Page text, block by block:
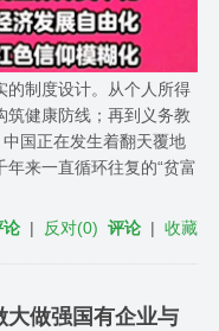
的制度设计。从个人所得
筑健康防线；再到义务教
国正在发生着翻天覆地
来一直循环往复的“贫富
论 | 反对(0) 评论 |收藏
大做强国有企业与